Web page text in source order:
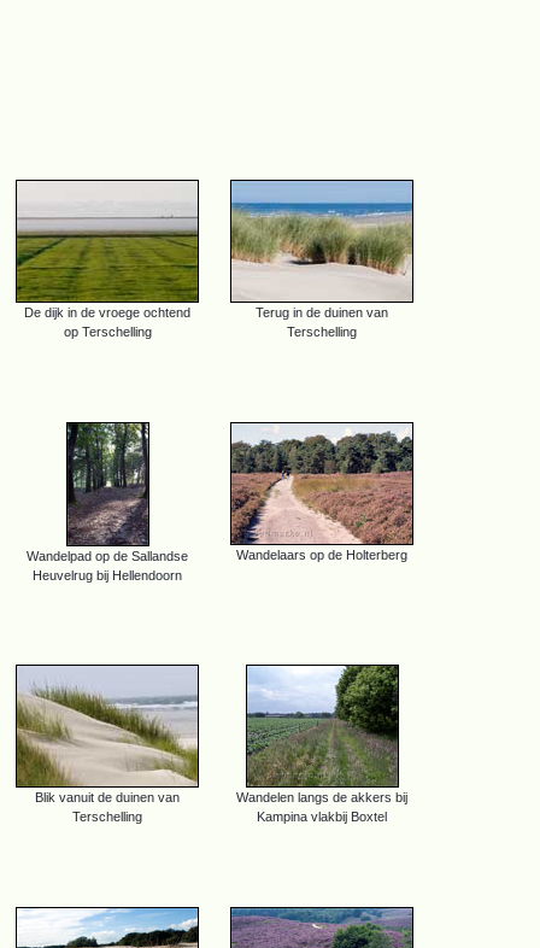
De dijk in de vroege ochtend
op Terschelling
Terug in de duinen van
Terschelling
Wandelpad op de Sallandse
Heuvelrug bij Hellendoorn
Wandelaars op de Holterberg
Blik vanuit de duinen van
Terschelling
Wandelen langs de akkers bij
Kampina vlakbij Boxtel